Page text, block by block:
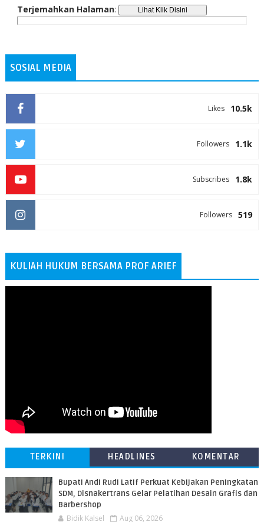
Terjemahkan Halaman:
SOSIAL MEDIA
10.5k
Likes
1.1k
Followers
1.8k
Subscribes
519
Followers
KULIAH HUKUM BERSAMA PROF ARIEF
TERKINI HEADLINES KOMENTAR
Bupati Andi Rudi Latif Perkuat Kebijakan Peningkatan
SDM, Disnakertrans Gelar Pelatihan Desain Grafis dan
Barbershop
Bidik Kalsel Aug 06, 2026